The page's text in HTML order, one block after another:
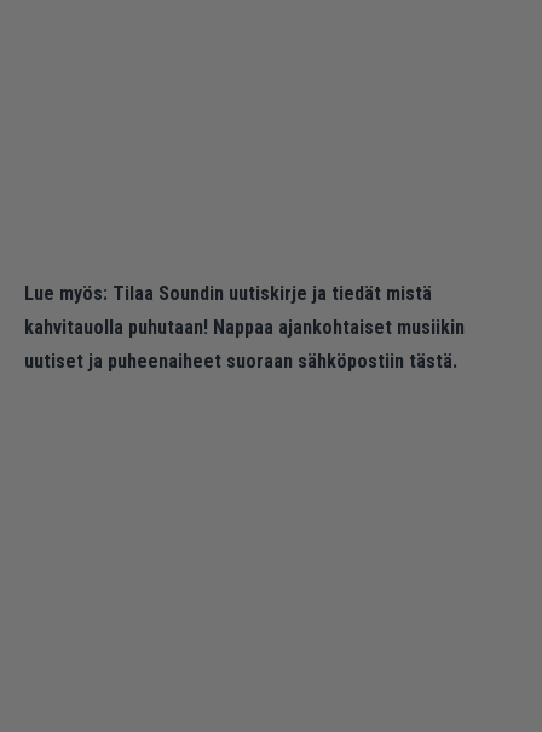
Lue myös: Tilaa Soundin uutiskirje ja tiedät mistä
kahvitauolla puhutaan! Nappaa ajankohtaiset musiikin
uutiset ja puheenaiheet suoraan sähköpostiin tästä.